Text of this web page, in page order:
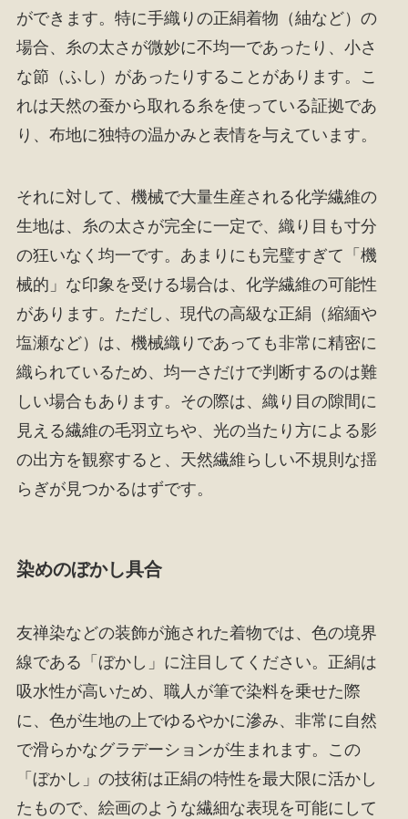
ができます。特に手織りの正絹着物（紬など）の
場合、糸の太さが微妙に不均一であったり、小さ
な節（ふし）があったりすることがあります。こ
れは天然の蚕から取れる糸を使っている証拠であ
り、布地に独特の温かみと表情を与えています。
それに対して、機械で大量生産される化学繊維の
生地は、糸の太さが完全に一定で、織り目も寸分
の狂いなく均一です。あまりにも完璧すぎて「機
械的」な印象を受ける場合は、化学繊維の可能性
があります。ただし、現代の高級な正絹（縮緬や
塩瀬など）は、機械織りであっても非常に精密に
織られているため、均一さだけで判断するのは難
しい場合もあります。その際は、織り目の隙間に
見える繊維の毛羽立ちや、光の当たり方による影
の出方を観察すると、天然繊維らしい不規則な揺
らぎが見つかるはずです。
染めのぼかし具合
友禅染などの装飾が施された着物では、色の境界
線である「ぼかし」に注目してください。正絹は
吸水性が高いため、職人が筆で染料を乗せた際
に、色が生地の上でゆるやかに滲み、非常に自然
で滑らかなグラデーションが生まれます。この
「ぼかし」の技術は正絹の特性を最大限に活かし
たもので、絵画のような繊細な表現を可能にして